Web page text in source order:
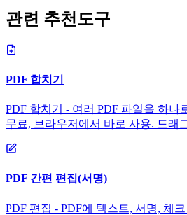
관련 추천도구
PDF 합치기
PDF 합치기 - 여러 PDF 파일을 하나
무료, 브라우저에서 바로 사용. 드래
PDF 간편 편집(서명)
PDF 편집 - PDF에 텍스트, 서명, 체